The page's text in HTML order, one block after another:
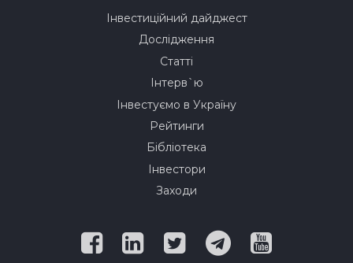
Інвестиційний дайджест
Дослідження
Статті
Інтерв`ю
Інвестуємо в Україну
Рейтинги
Бібліотека
Інвестори
Заходи